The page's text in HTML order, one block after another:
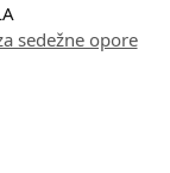
sedežne opore